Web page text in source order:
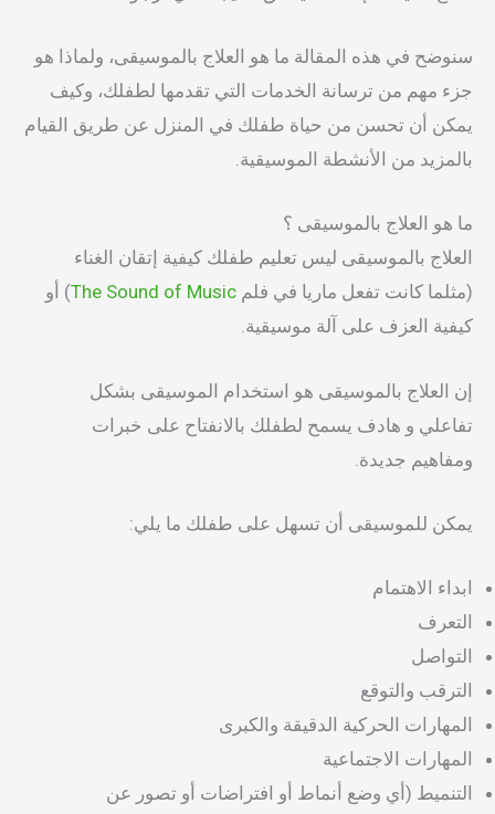
سنوضح في هذه المقالة ما هو العلاج بالموسيقى، ولماذا هو
جزء مهم من ترسانة الخدمات التي تقدمها لطفلك، وكيف
يمكن أن تحسن من حياة طفلك في المنزل عن طريق القيام
بالمزيد من الأنشطة الموسيقية.
ما هو العلاج بالموسيقى ؟
العلاج بالموسيقى ليس تعليم طفلك كيفية إتقان الغناء
(مثلما كانت تفعل ماريا في فلم The Sound of Music) أو
كيفية العزف على آلة موسيقية.
إن العلاج بالموسيقى هو استخدام الموسيقى بشكل
تفاعلي و هادف يسمح لطفلك بالانفتاح على خبرات
ومفاهيم جديدة.
يمكن للموسيقى أن تسهل على طفلك ما يلي:
ابداء الاهتمام
التعرف
التواصل
الترقب والتوقع
المهارات الحركية الدقيقة والكبرى
المهارات الاجتماعية
التنميط (أي وضع أنماط أو افتراضات أو تصور عن